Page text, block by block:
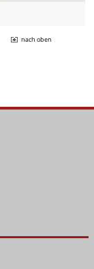
nach oben